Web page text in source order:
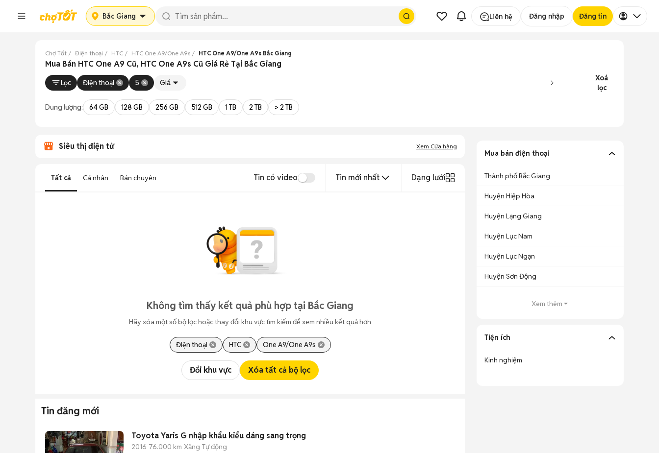
Bắc Giang Liên hệ Đăng nhập Đăng tin
Chợ Tốt Điện thoại HTC HTC One A9/One A9s HTC One A9/One A9s Bắc Giang
Mua Bán HTC One A9 Cũ, HTC One A9s Cũ Giá Rẻ Tại Bắc Giang
Lọc Điện thoại 5 Giá
Xoá
lọc
Dung lượng: 64 GB 128 GB 256 GB 512 GB 1 TB 2 TB > 2 TB
Siêu thị điện tử Xem Cửa hàng
Tất cả Cá nhân Bán chuyên Tin có video Tin mới nhất Dạng lưới
Không tìm thấy kết quả phù hợp tại Bắc Giang
Hãy xóa một số bộ lọc hoặc thay đổi khu vực tìm kiếm để xem nhiều kết quả hơn
Điện thoại HTC One A9/One A9s
Đổi khu vực Xóa tất cả bộ lọc
Tin đăng mới
Toyota Yaris G nhập khẩu kiểu dáng sang trọng
2016 76.000 km Xăng Tự động
Mua bán điện thoại
Thành phố Bắc Giang
Huyện Hiệp Hòa
Huyện Lạng Giang
Huyện Lục Nam
Huyện Lục Ngạn
Huyện Sơn Động
Xem thêm
Tiện ích
Kinh nghiệm